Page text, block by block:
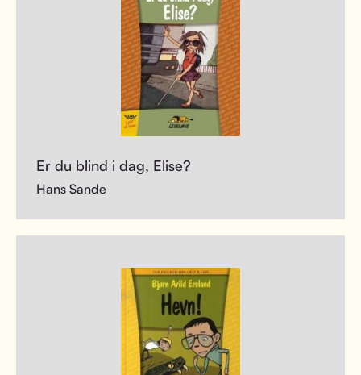
Er du blind i dag, Elise?
Hans Sande